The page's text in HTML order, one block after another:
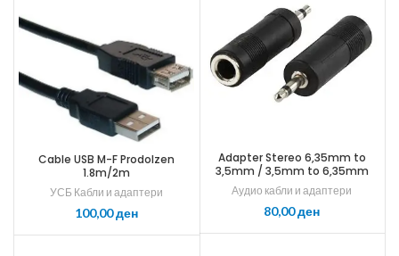
Adapter Stereo 6,35mm to
3,5mm / 3,5mm to 6,35mm
Аудио кабли и адаптери
ден
Cable USB M-F Prodolzen
1.8m/2m
УСБ Кабли и адаптери
ден